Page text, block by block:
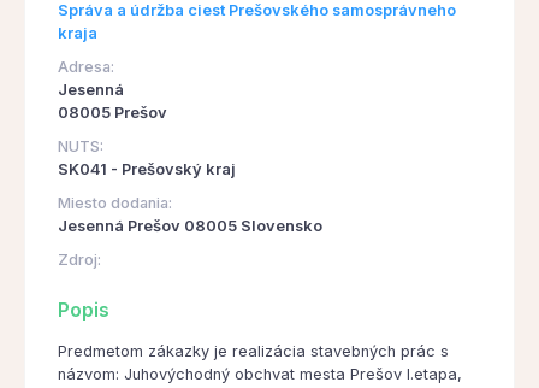
Správa a údržba ciest Prešovského samosprávneho
kraja
Adresa:
Jesenná
08005 Prešov
NUTS:
SK041 - Prešovský kraj
Miesto dodania:
Jesenná Prešov 08005 Slovensko
Zdroj:
Popis
Predmetom zákazky je realizácia stavebných prác s
názvom: Juhovýchodný obchvat mesta Prešov I.etapa,